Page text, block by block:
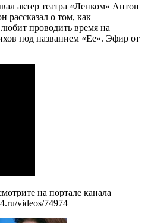
актер театра «Ленком» Антон
о том, как
проводить время на
под названием «Ее». Эфир от
на портале канала
videos/74974